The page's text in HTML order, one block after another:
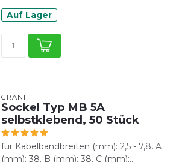
Auf Lager
GRANIT
Sockel Typ MB 5A
selbstklebend, 50 Stück
für Kabelbandbreiten (mm): 2,5 - 7,8. A
(mm): 38. B (mm): 38. C (mm):...